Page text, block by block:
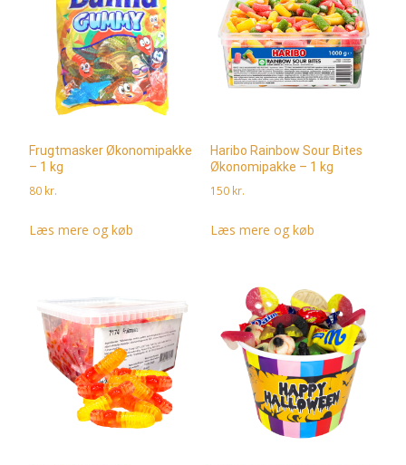
Frugtmasker Økonomipakke
– 1 kg
80 kr.
Læs mere og køb
Haribo Rainbow Sour Bites
Økonomipakke – 1 kg
150 kr.
Læs mere og køb